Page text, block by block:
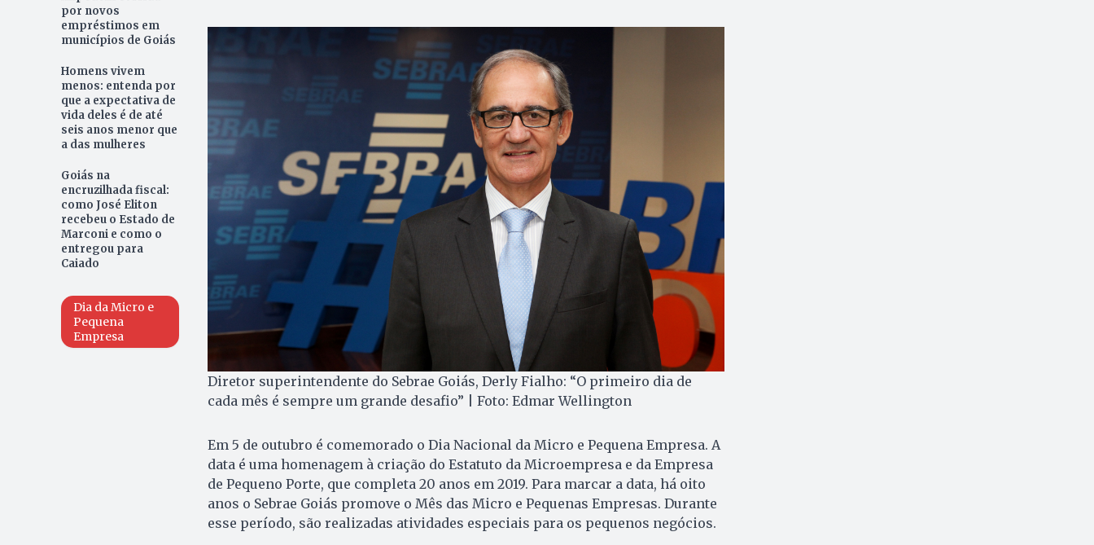
por novos
empréstimos em
municípios de Goiás
Homens vivem
menos: entenda por
que a expectativa de
vida deles é de até
seis anos menor que
a das mulheres
Goiás na
encruzilhada fiscal:
como José Eliton
recebeu o Estado de
Marconi e como o
entregou para
Caiado
Dia da Micro e
Pequena
Empresa
Diretor superintendente do Sebrae Goiás, Derly Fialho: “O primeiro dia de
cada mês é sempre um grande desafio” | Foto: Edmar Wellington
Em 5 de outubro é comemorado o Dia Nacional da Micro e Pequena Empresa. A
data é uma homenagem à criação do Estatuto da Microempresa e da Empresa
de Pequeno Porte, que completa 20 anos em 2019. Para marcar a data, há oito
anos o Sebrae Goiás promove o Mês das Micro e Pequenas Empresas. Durante
esse período, são realizadas atividades especiais para os pequenos negócios.